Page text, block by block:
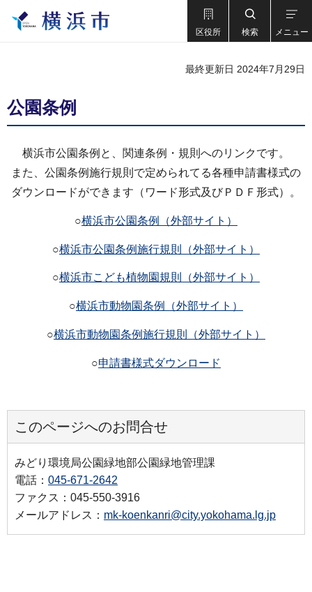
区役所 検索 メニュー
最終更新日 2024年7月29日
公園条例
横浜市公園条例と、関連条例・規則へのリンクです。
また、公園条例施行規則で定められてる各種申請書様式の
ダウンロードができます（ワード形式及びＰＤＦ形式）。
○横浜市公園条例（外部サイト）
○横浜市公園条例施行規則（外部サイト）
○横浜市こども植物園規則（外部サイト）
○横浜市動物園条例（外部サイト）
○横浜市動物園条例施行規則（外部サイト）
○申請書様式ダウンロード
このページへのお問合せ
みどり環境局公園緑地部公園緑地管理課
電話： 045-671-2642
ファクス：045-550-3916
メールアドレス： mk-koenkanri@city.yokohama.lg.jp